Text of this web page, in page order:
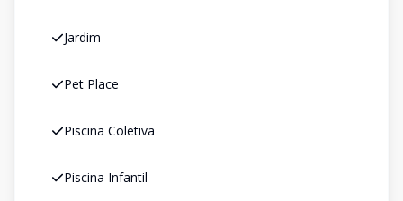
Jardim
Pet Place
Piscina Coletiva
Piscina Infantil